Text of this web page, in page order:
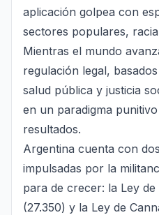
aplicación golpea con
sectores populares,
Mientras el mundo
regulación legal,
salud pública y justicia
en un paradigma
resultados.
Argentina cuenta con
impulsadas por la
para de crecer: la Ley
(27.350) y la Ley de